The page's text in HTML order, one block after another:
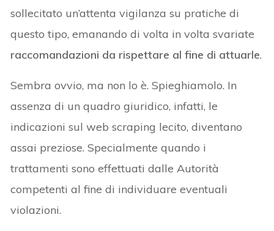
sollecitato un’attenta vigilanza su pratiche di
questo tipo, emanando di volta in volta svariate
raccomandazioni da rispettare al fine di attuarle.
Sembra ovvio, ma non lo è. Spieghiamolo. In
assenza di un quadro giuridico, infatti, le
indicazioni sul web scraping lecito, diventano
assai preziose. Specialmente quando i
trattamenti sono effettuati dalle Autorità
competenti al fine di individuare eventuali
violazioni.